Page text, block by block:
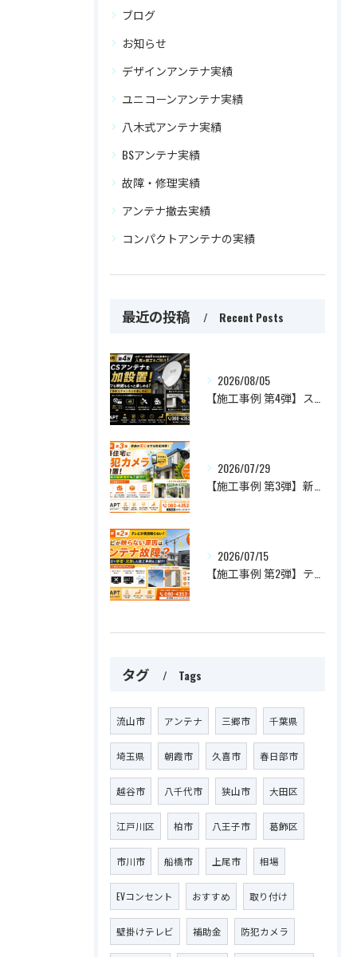
ブログ
お知らせ
デザインアンテナ実績
ユニコーンアンテナ実績
八木式アンテナ実績
BSアンテナ実績
故障・修理実績
アンテナ撤去実績
コンパクトアンテナの実績
最近の投稿 Recent Posts
2026/08/05
2026/07/29
2026/07/15
タグ Tags
流山市 アンテナ 三郷市 千葉県
埼玉県 朝霞市 久喜市 春日部市
越谷市 八千代市 狭山市 大田区
江戸川区 柏市 八王子市 葛飾区
市川市 船橋市 上尾市 相場
EVコンセント おすすめ 取り付け
壁掛けテレビ 補助金 防犯カメラ